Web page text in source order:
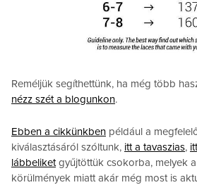
Reméljük segíthettünk, ha még több
nézz szét a blogunkon.
Ebben a cikkünkben például a
kiválasztásáról szóltunk, itt a tavaszias,
lábbeliketgyűjtöttük csokorba, melyek
körülmények miatt akár még most is